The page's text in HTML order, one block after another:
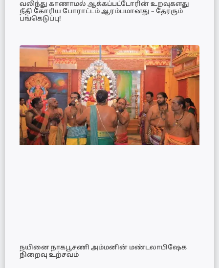
வலிந்து காணாமல் ஆக்கப்பட்டோரின் உறவுகளது
நீதி கோரிய போராட்டம் ஆரம்பமானது – தேரரும்
பங்கெடுப்பு!
நயினை நாகபூசணி அம்மனின் மண்டலாபிஷேக
நிறைவு உற்சவம்